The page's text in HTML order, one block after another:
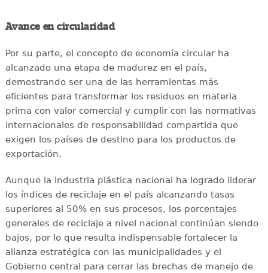
Avance en circularidad
Por su parte, el concepto de economía circular ha
alcanzado una etapa de madurez en el país,
demostrando ser una de las herramientas más
eficientes para transformar los residuos en materia
prima con valor comercial y cumplir con las normativas
internacionales de responsabilidad compartida que
exigen los países de destino para los productos de
exportación.
Aunque la industria plástica nacional ha logrado liderar
los índices de reciclaje en el país alcanzando tasas
superiores al 50% en sus procesos, los porcentajes
generales de reciclaje a nivel nacional continúan siendo
bajos, por lo que resulta indispensable fortalecer la
alianza estratégica con las municipalidades y el
Gobierno central para cerrar las brechas de manejo de